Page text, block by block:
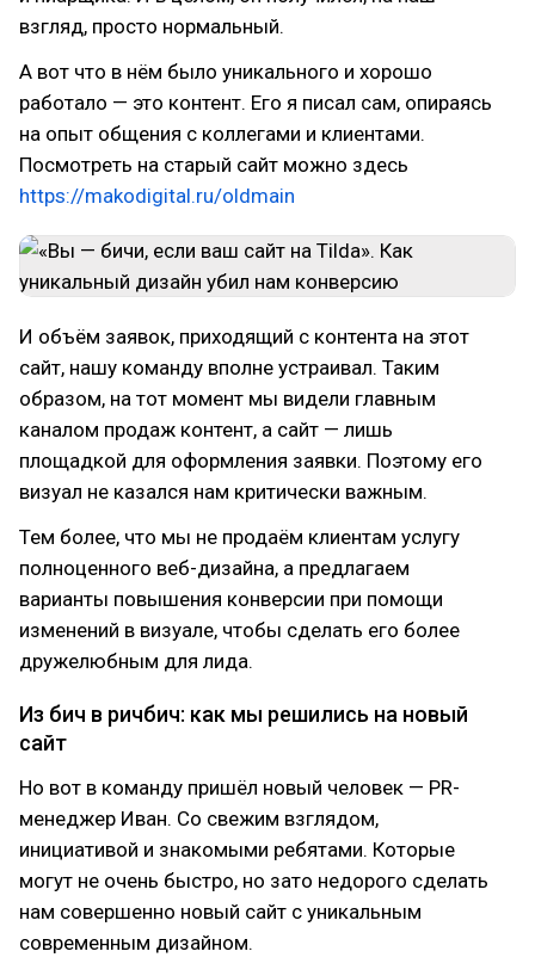
взгляд, просто нормальный.
А вот что в нём было уникального и хорошо
работало — это контент. Его я писал сам, опираясь
на опыт общения с коллегами и клиентами.
Посмотреть на старый сайт можно здесь
https://makodigital.ru/oldmain
И объём заявок, приходящий с контента на этот
сайт, нашу команду вполне устраивал. Таким
образом, на тот момент мы видели главным
каналом продаж контент, а сайт — лишь
площадкой для оформления заявки. Поэтому его
визуал не казался нам критически важным.
Тем более, что мы не продаём клиентам услугу
полноценного веб-дизайна, а предлагаем
варианты повышения конверсии при помощи
изменений в визуале, чтобы сделать его более
дружелюбным для лида.
Из бич в ричбич: как мы решились на новый
сайт
Но вот в команду пришёл новый человек — PR-
менеджер Иван. Со свежим взглядом,
инициативой и знакомыми ребятами. Которые
могут не очень быстро, но зато недорого сделать
нам совершенно новый сайт с уникальным
современным дизайном.